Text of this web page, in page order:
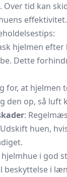
. Over tid kan
hjelmen
Dette
for, at hjelmen
den op, så luft
:
huen,
i god
beskyttelse i